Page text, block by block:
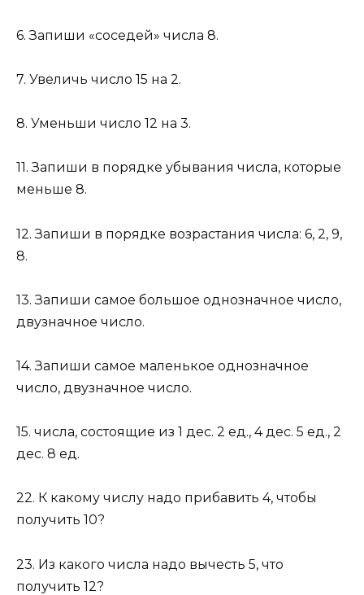
6. Запиши «соседей» числа 8.
7. Увеличь число 15 на 2.
8. Уменьши число 12 на 3.
11. Запиши в порядке убывания числа, которые
меньше 8.
12. Запиши в порядке возрастания числа: 6, 2, 9,
8.
13. Запиши самое большое однозначное число,
двузначное число.
14. Запиши самое маленькое однозначное
число, двузначное число.
15. числа, состоящие из 1 дес. 2 ед., 4 дес. 5 ед., 2
дес. 8 ед.
22. К какому числу надо прибавить 4, чтобы
получить 10?
23. Из какого числа надо вычесть 5, что
получить 12?